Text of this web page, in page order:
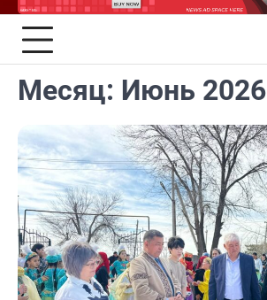
Месяц: Июнь 2026